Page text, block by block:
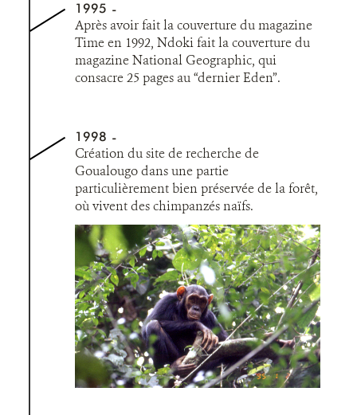
1995
Après avoir fait la couverture du magazine
Time en 1992, Ndoki fait la couverture du
magazine National Geographic, qui
consacre 25 pages au “dernier Eden”.
1998
Création du site de recherche de
Goualougo dans une partie
particulièrement bien préservée de la forêt,
où vivent des chimpanzés naïfs.